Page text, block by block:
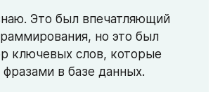
Это был впечатляющий
но это был
ключевых слов, которые
фразами в базе данных.